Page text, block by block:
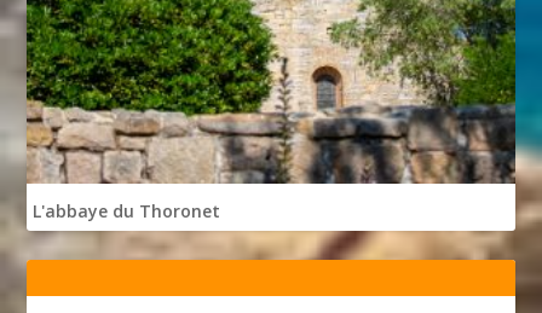
L'abbaye du Thoronet